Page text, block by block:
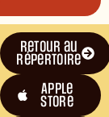
Retour au
répertoire
Apple
Store